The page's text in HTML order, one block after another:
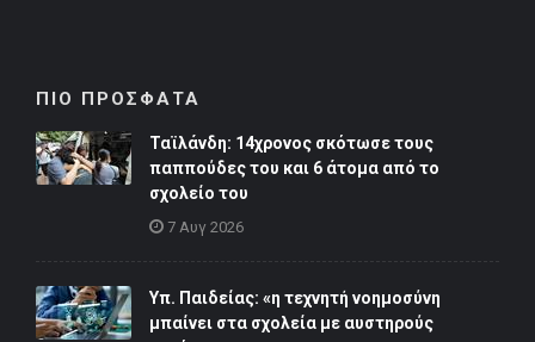
ΠΙΟ ΠΡΟΣΦΑΤΑ
Ταϊλάνδη: 14χρονος σκότωσε τους
παππούδες του και 6 άτομα από το
σχολείο του
7 Αυγ 2026
Υπ. Παιδείας: «η τεχνητή νοημοσύνη
μπαίνει στα σχολεία με αυστηρούς